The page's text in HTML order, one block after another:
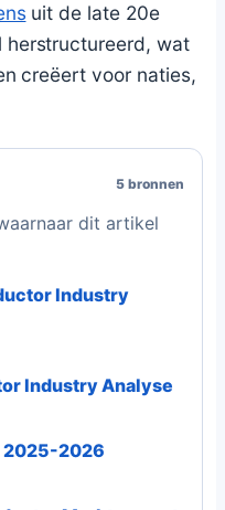
uit de late 20e
herstructureerd, wat
creëert voor naties,
5 bronnen
dit artikel
Industry
Industry Analyse
2025-2026